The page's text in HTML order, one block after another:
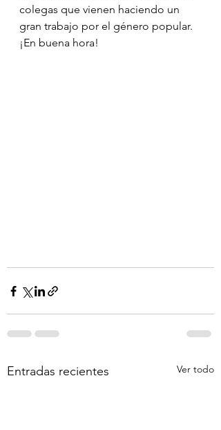
colegas que vienen haciendo un
gran trabajo por el género popular.
¡En buena hora!
Entradas recientes Ver todo